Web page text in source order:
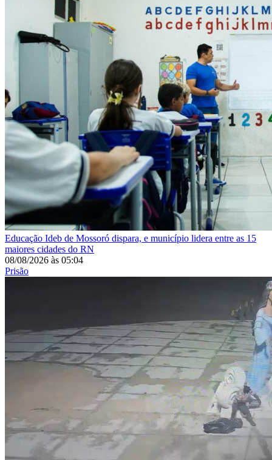
Educação Ideb de Mossoró dispara, e município lidera entre as 15
maiores cidades do RN
08/08/2026 às 05:04
Prisão